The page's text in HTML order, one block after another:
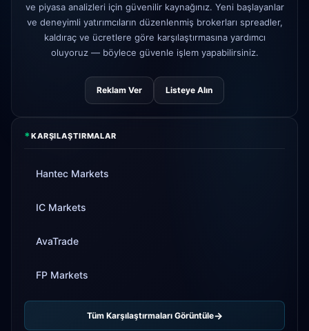
AvaTradedüzenleyici lisans
kaybedildi
3d
Tickmillpara çekme hızı artık 24
saat
4d
ve piyasa analizleri için güvenilir kaynağınız. Yeni başlayanlar
ve deneyimli yatırımcıların düzenlenmiş brokerları spreadler,
kaldıraç ve ücretlere göre karşılaştırmasına yardımcı
oluyoruz — böylece güvenle işlem yapabilirsiniz.
Reklam Ver Listeye Alın
*KARŞILAŞTIRMALAR
Hantec Markets
IC Markets
AvaTrade
FP Markets
Tüm Karşılaştırmaları Görüntüle